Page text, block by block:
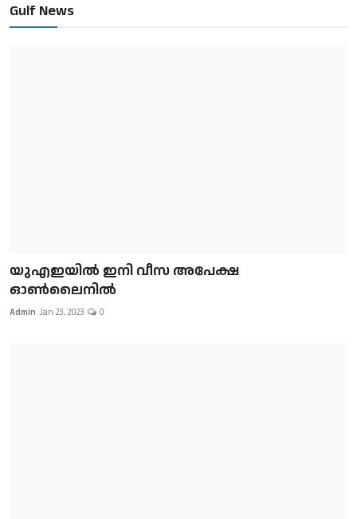
Gulf News
യുഎഇയിൽ ഇനി വീസ അപേക്ഷ
ഓൺലൈനിൽ
Admin Jan 23, 2023 0